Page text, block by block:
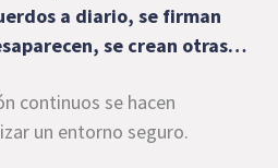
a diario, se firman
se crean otras…
continuos se hacen
un entorno seguro.